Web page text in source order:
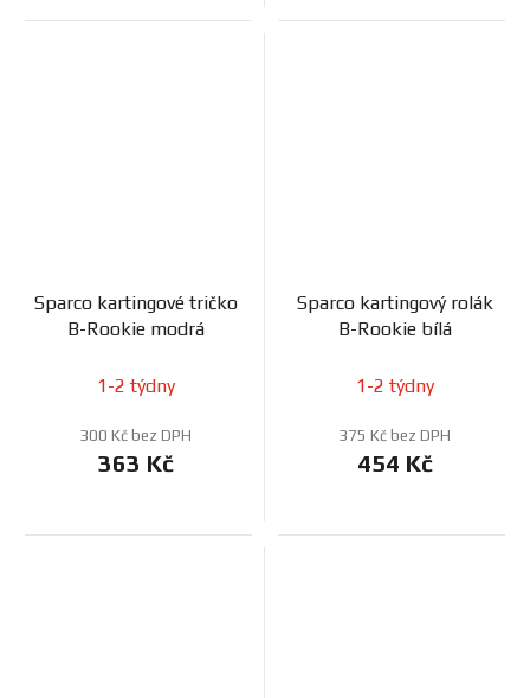
Sparco kartingové tričko
B-Rookie modrá
1-2 týdny
300 Kč bez DPH
363 Kč
Sparco kartingový rolák
B-Rookie bílá
1-2 týdny
375 Kč bez DPH
454 Kč